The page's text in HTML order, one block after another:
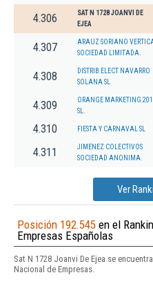
4.306
SAT N 1728 JOANVI DE
EJEA
4.307
ARAUZ SORIANO
SOCIEDAD LIMITADA.
4.308
DISTRIB ELECT NAVARRO
SOLANA SL
4.309
ORANGE MARKETING
SL.
4.310 FIESTA Y CARNAVAL SL
4.311
JIMENEZ COLECTIVOS
SOCIEDAD ANONIMA.
Ver
Posición 192.545 en el
Empresas Españolas
Sat N 1728 Joanvi De Ejea se
Nacional de Empresas.